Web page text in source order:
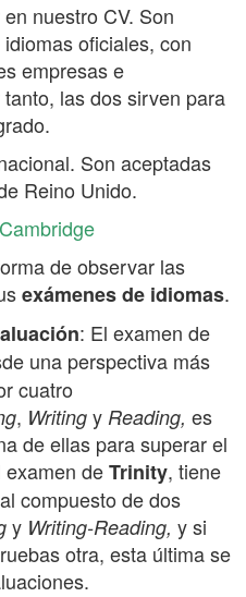
nuestro CV. Son
oficiales, con
empresas e
las dos sirven para
Son aceptadas
Reino Unido.
de observar las
exámenes de idiomas.
: El examen de
una perspectiva más
cuatro
, Writing y Reading, es
de ellas para superar el
deTrinity, tiene
compuesto de dos
y Writing-Reading, y si
otra, esta última se